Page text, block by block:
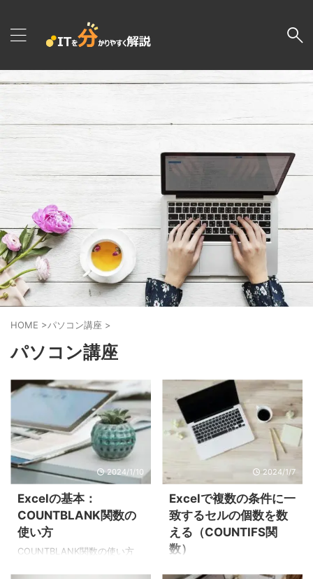
HOME >パソコン講座 >
パソコン講座
2024/1/10
Excelの基本：
COUNTBLANK関数の
使い方
COUNTBLANK関数の使い方
2024/1/7
Excelで複数の条件に一
致するセルの個数を数
える（COUNTIFS関
数）